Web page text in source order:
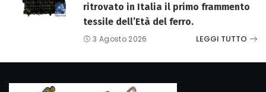
ritrovato in Italia il primo frammento
tessile dell’Età del ferro.
3 Agosto 2026 LEGGI TUTTO